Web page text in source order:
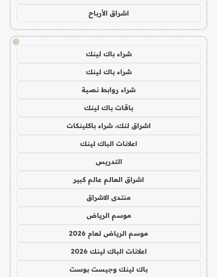
اشراق الأرباح
!
شراء باك لينك
شراء باك لينك
شراء روابط نصية
باقات باك لينك
اشراق لنك، شراء باكلينكات
اعلانات الباك لينك
التدريس
اشراق العالم عالم كبير
منتدى الاشراق
موسم الرياض
موسم الرياض لعام 2026
اعلانات الباك لينك 2026
باك لينك وجيست بوست